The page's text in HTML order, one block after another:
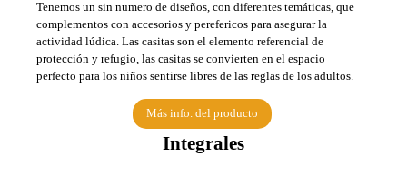
Tenemos un sin numero de diseños, con diferentes temáticas, que
complementos con accesorios y perefericos para asegurar la
actividad lúdica. Las casitas son el elemento referencial de
protección y refugio, las casitas se convierten en el espacio
perfecto para los niños sentirse libres de las reglas de los adultos.
Más info. del producto
Integrales